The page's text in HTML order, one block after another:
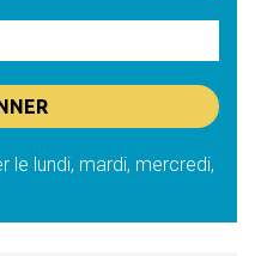
le lundi, mardi, mercredi,